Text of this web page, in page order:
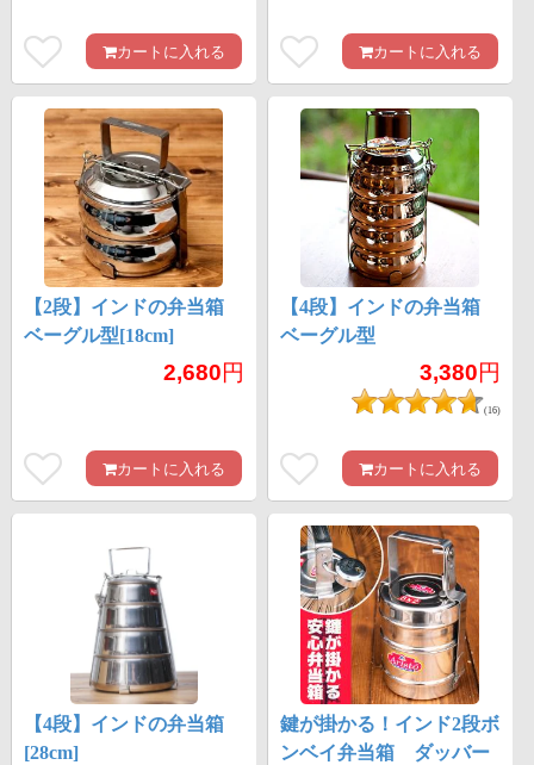
カートに入れる カートに入れる
【2段】インドの弁当箱
ベーグル型[18cm]
2,680円
カートに入れる
【4段】インドの弁当箱
ベーグル型
3,380円
(16)
カートに入れる
【4段】インドの弁当箱
[28cm]
鍵が掛かる！インド2段ボ
ンベイ弁当箱 ダッバー